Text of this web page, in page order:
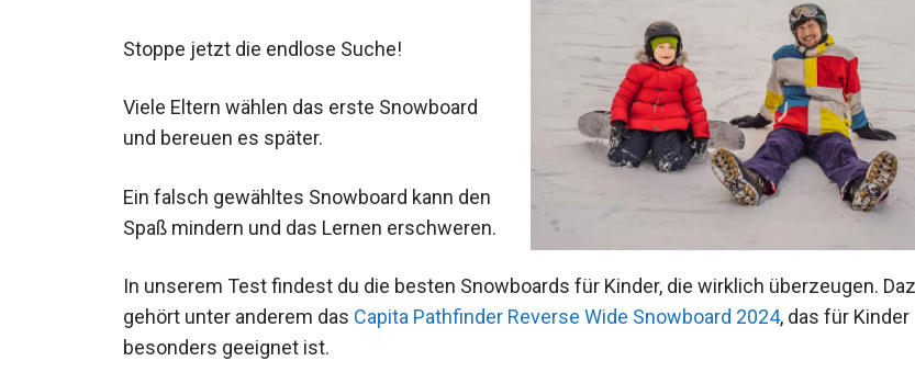
Stoppe jetzt die endlose Suche!
Viele Eltern wählen das erste Snowboard
und bereuen es später.
Ein falsch gewähltes Snowboard kann den
Spaß mindern und das Lernen erschweren.
In unserem Test findest du die besten Snowboards für Kinder, die wirklich überzeugen.
Dazu gehört unter anderem dasCapita Pathfinder Reverse Wide Snowboard 2024, das für
Kinder besonders geeignet ist.